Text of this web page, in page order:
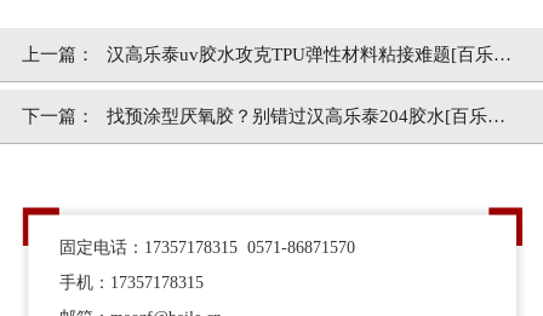
上一篇： 汉高乐泰uv胶水攻克TPU弹性材料粘接难题[百乐粘
胶]
下一篇： 找预涂型厌氧胶？别错过汉高乐泰204胶水[百乐粘
固定电话：17357178315 0571-86871570
手机：17357178315